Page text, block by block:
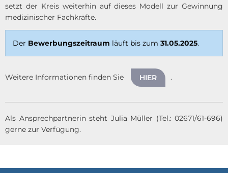
setzt der Kreis weiterhin auf dieses Modell zur Gewinnung
medizinischer Fachkräfte.
Der Bewerbungszeitraum läuft bis zum 31.05.2025.
Weitere Informationen finden Sie HIER .
Als Ansprechpartnerin steht Julia Müller (Tel.: 02671/61-696)
gerne zur Verfügung.